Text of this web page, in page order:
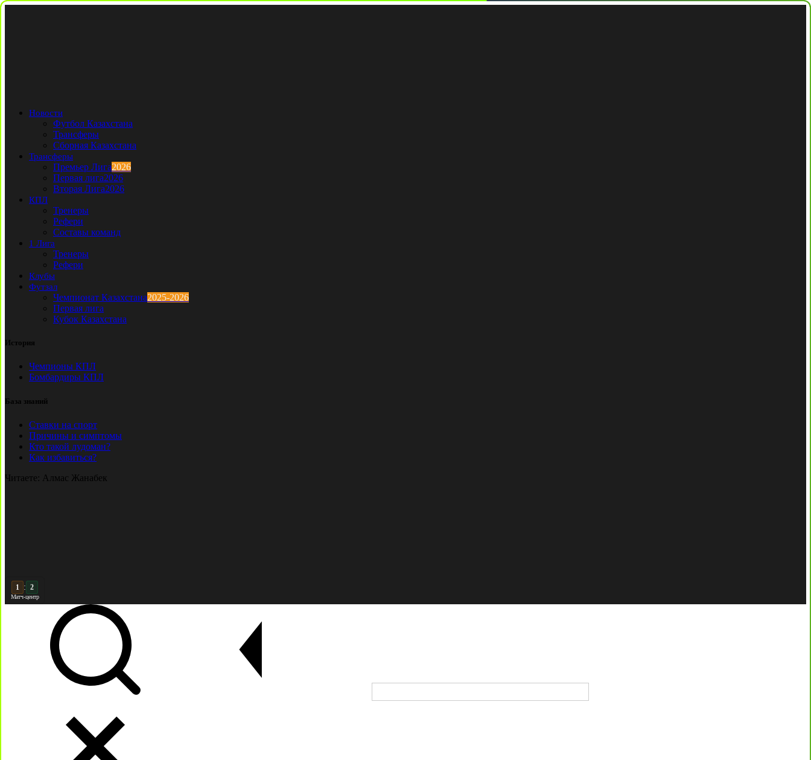
Новости
Футбол Казахстана
Трансферы
Сборная Казахстана
Трансферы
Премьер Лига2026
Первая лига2026
Вторая Лига2026
КПЛ
Тренеры
Рефери
Составы команд
1 Лига
Тренеры
Рефери
Клубы
Футзал
Чемпионат Казахстана2025-2026
Первая лига
Кубок Казахстана
История
Чемпионы КПЛ
Бомбардиры КПЛ
База знаний
Ставки на спорт
Причины и симптомы
Кто такой лудоман?
Как избавиться?
Читаете: Алмас Жанабек
2 : 2
Матч-центр